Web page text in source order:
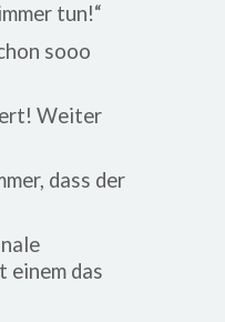
tun!“
sooo
Weiter
dass der
einem das